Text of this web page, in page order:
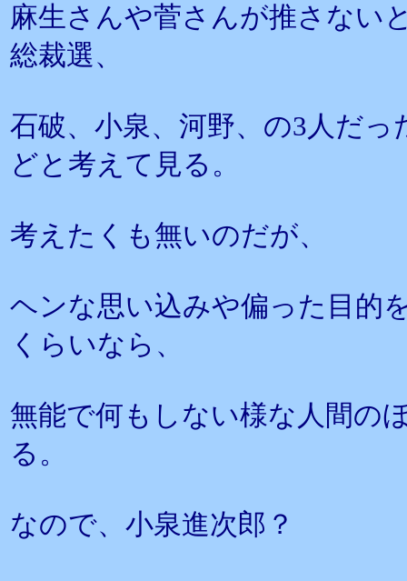
麻生さんや菅さんが推さない
総裁選、
石破、小泉、河野、の3人だ
どと考えて見る。
考えたくも無いのだが、
ヘンな思い込みや偏った目的
くらいなら、
無能で何もしない様な人間の
る。
なので、小泉進次郎？